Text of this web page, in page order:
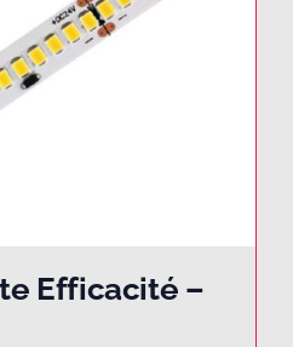
Efficacité –